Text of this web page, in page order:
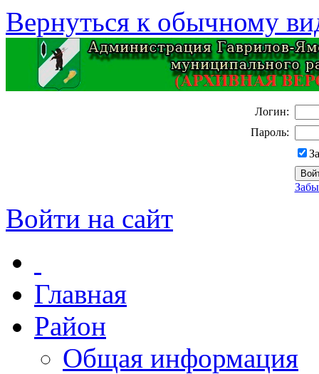
Вернуться к обычному
Логин:
Пароль:
Войти на сайт
Главная
Район
Общая информация